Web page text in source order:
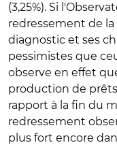
(3,25%). Si
redressement de
diagnostic et ses
pessimistes que
observe en effet
production de
rapport à la fin du
redressement
plus fort encore